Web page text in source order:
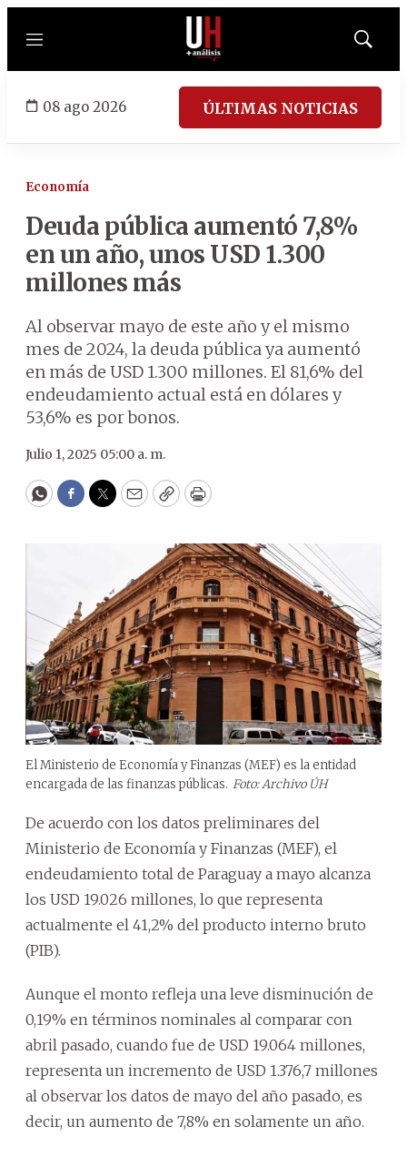
Menú
Mostrar
08 ago 2026 ÚLTIMAS NOTICIAS
Economía
Deuda pública aumentó 7,8%
en un año, unos USD 1.300
millones más
Al observar mayo de este año y el mismo
mes de 2024, la deuda pública ya aumentó
en más de USD 1.300 millones. El 81,6% del
endeudamiento actual está en dólares y
53,6% es por bonos.
Julio 1, 2025 05:00 a. m.
WhatsApp
Facebook
Twitter
EmailCopyPrint
El Ministerio de Economía y Finanzas (MEF) es la entidad
encargada de las finanzas públicas. Foto: Archivo ÚH
De acuerdo con los datos preliminares del
Ministerio de Economía y Finanzas (MEF), el
endeudamiento total de Paraguay a mayo alcanza
los USD 19.026 millones, lo que representa
actualmente el 41,2% del producto interno bruto
(PIB).
Aunque el monto refleja una leve disminución de
0,19% en términos nominales al comparar con
abril pasado, cuando fue de USD 19.064 millones,
representa un incremento de USD 1.376,7 millones
al observar los datos de mayo del año pasado, es
decir, un aumento de 7,8% en solamente un año.